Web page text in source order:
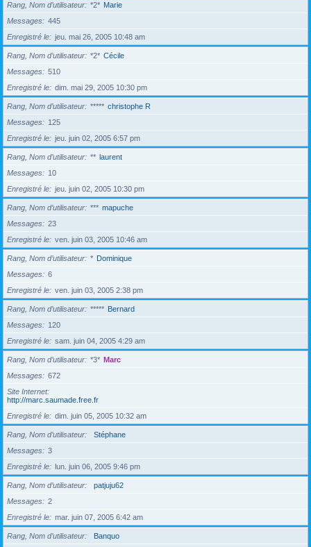
Rang, Nom d’utilisateur *2* Marie
Messages
445
Enregistré le
jeu. mai 26, 2005 10:48 am
Rang, Nom d’utilisateur *2* Cécile
Messages
510
Enregistré le
dim. mai 29, 2005 10:30 pm
Rang, Nom d’utilisateur ***** christophe R
Messages
125
Enregistré le
jeu. juin 02, 2005 6:57 pm
Rang, Nom d’utilisateur ** laurent
Messages
10
Enregistré le
jeu. juin 02, 2005 10:30 pm
Rang, Nom d’utilisateur *** mapuche
Messages
23
Enregistré le
ven. juin 03, 2005 10:46 am
Rang, Nom d’utilisateur * Dominique
Messages
6
Enregistré le
ven. juin 03, 2005 2:38 pm
Rang, Nom d’utilisateur ***** Bernard
Messages
120
Enregistré le
sam. juin 04, 2005 4:29 am
Rang, Nom d’utilisateur *3* Marc
Messages
672
Site Internet
http://marc.saumade.free.fr
Enregistré le
dim. juin 05, 2005 10:32 am
Rang, Nom d’utilisateur
Stéphane
Messages
3
Enregistré le
lun. juin 06, 2005 9:46 pm
Rang, Nom d’utilisateur
patjuju62
Messages
2
Enregistré le
mar. juin 07, 2005 6:42 am
Rang, Nom d’utilisateur
Banquo